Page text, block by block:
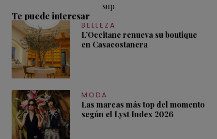
sup
Te puede interesar
BELLEZA
L’Occitane renueva su boutique
en Casacostanera
MODA
Las marcas más top del momento
según el Lyst Index 2026